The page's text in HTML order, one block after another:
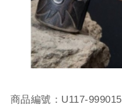
商品編號： U117-999015